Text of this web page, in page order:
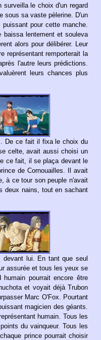
surveilla le choix d'un regard
sous sa vaste pèlerine. D'un
pour cette manche.
baissa lentement et souleva
alors pour délibérer. Leur
représentant remporterait la
l'autre leurs prédictions.
leurs chances plus
De ce fait il fixa le choix du
celte, avait aussi choisi un
ce fait, il se plaça devant le
de Cornouailles. Il avait
à ce tour son peuple n'avait
deux nains, tout en sachant
devant lui. En tant que seul
assurée et tous les yeux se
pourrait encore être
et voyait déjà Trubon
Marc O'Fox. Pourtant
magicien des géants.
humain. Tous les
du vainqueur. Tous les
prince pourrait choisir